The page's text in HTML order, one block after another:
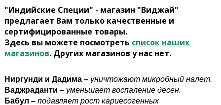
"Индийские Специи" - магазин "Виджай"
предлагает Вам только качественные и
сертифицированные товары.
Здесь вы можете посмотреть список наших
магазинов. Других магазинов у нас нет.
Ниргунди и Дадима – уничтожают микробный налет.
Ваджраданти –уменьшает воспаление десен.
Бабул – подавляет рост кариесогенных